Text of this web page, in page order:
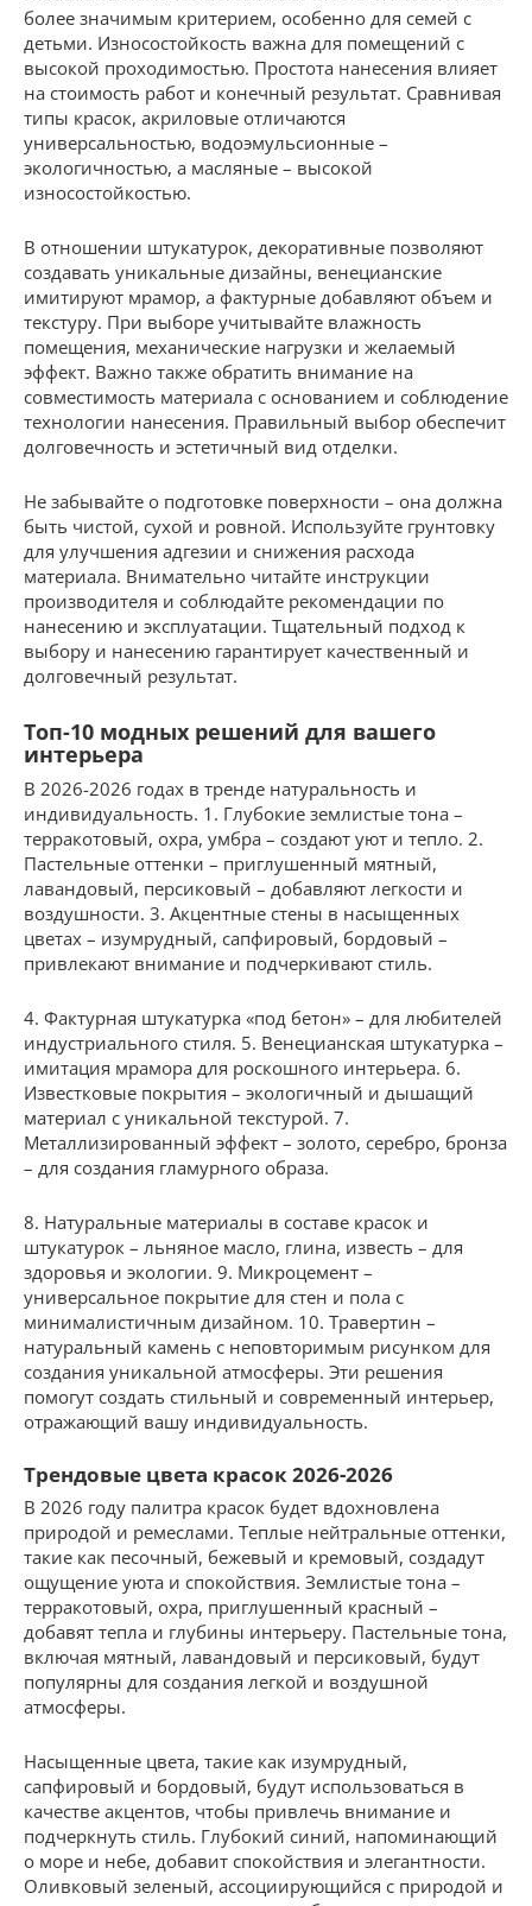
более значимым критерием, особенно для семей с
детьми. Износостойкость важна для помещений с
высокой проходимостью. Простота нанесения влияет
на стоимость работ и конечный результат. Сравнивая
типы красок, акриловые отличаются
универсальностью, водоэмульсионные –
экологичностью, а масляные – высокой
износостойкостью.
В отношении штукатурок, декоративные позволяют
создавать уникальные дизайны, венецианские
имитируют мрамор, а фактурные добавляют объем и
текстуру. При выборе учитывайте влажность
помещения, механические нагрузки и желаемый
эффект. Важно также обратить внимание на
совместимость материала с основанием и соблюдение
технологии нанесения. Правильный выбор обеспечит
долговечность и эстетичный вид отделки.
Не забывайте о подготовке поверхности – она должна
быть чистой, сухой и ровной. Используйте грунтовку
для улучшения адгезии и снижения расхода
материала. Внимательно читайте инструкции
производителя и соблюдайте рекомендации по
нанесению и эксплуатации. Тщательный подход к
выбору и нанесению гарантирует качественный и
долговечный результат.
Топ-10 модных решений для вашего
интерьера
В 2026-2026 годах в тренде натуральность и
индивидуальность. 1. Глубокие землистые тона –
терракотовый, охра, умбра – создают уют и тепло. 2.
Пастельные оттенки – приглушенный мятный,
лавандовый, персиковый – добавляют легкости и
воздушности. 3. Акцентные стены в насыщенных
цветах – изумрудный, сапфировый, бордовый –
привлекают внимание и подчеркивают стиль.
4. Фактурная штукатурка «под бетон» – для любителей
индустриального стиля. 5. Венецианская штукатурка –
имитация мрамора для роскошного интерьера. 6.
Известковые покрытия – экологичный и дышащий
материал с уникальной текстурой. 7.
Металлизированный эффект – золото, серебро, бронза
– для создания гламурного образа.
8. Натуральные материалы в составе красок и
штукатурок – льняное масло, глина, известь – для
здоровья и экологии. 9. Микроцемент –
универсальное покрытие для стен и пола с
минималистичным дизайном. 10. Травертин –
натуральный камень с неповторимым рисунком для
создания уникальной атмосферы. Эти решения
помогут создать стильный и современный интерьер,
отражающий вашу индивидуальность.
Трендовые цвета красок 2026-2026
В 2026 году палитра красок будет вдохновлена
природой и ремеслами. Теплые нейтральные оттенки,
такие как песочный, бежевый и кремовый, создадут
ощущение уюта и спокойствия. Землистые тона –
терракотовый, охра, приглушенный красный –
добавят тепла и глубины интерьеру. Пастельные тона,
включая мятный, лавандовый и персиковый, будут
популярны для создания легкой и воздушной
атмосферы.
Насыщенные цвета, такие как изумрудный,
сапфировый и бордовый, будут использоваться в
качестве акцентов, чтобы привлечь внимание и
подчеркнуть стиль. Глубокий синий, напоминающий
о море и небе, добавит спокойствия и элегантности.
Оливковый зеленый, ассоциирующийся с природой и